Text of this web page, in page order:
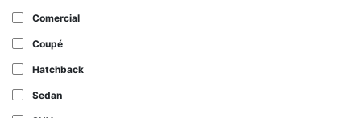
Comercial
Coupé
Hatchback
Sedan